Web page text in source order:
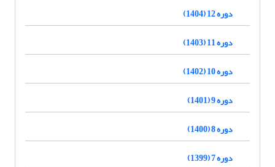
دوره 12 (1404)
دوره 11 (1403)
دوره 10 (1402)
دوره 9 (1401)
دوره 8 (1400)
دوره 7 (1399)